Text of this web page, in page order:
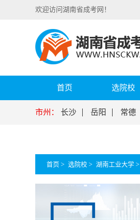
欢迎访问湖南省成考网！
首页 选院校
市州： 长沙 岳阳 常德
首页 > 选院校 > 湖南工业大学 >